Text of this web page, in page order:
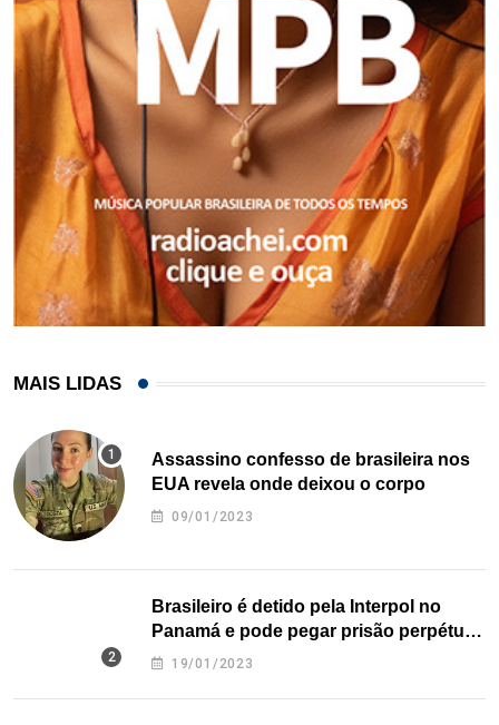
MAIS LIDAS
Assassino confesso de brasileira nos
EUA revela onde deixou o corpo
09/01/2023
Brasileiro é detido pela Interpol no
Panamá e pode pegar prisão perpétua
nos EUA
19/01/2023